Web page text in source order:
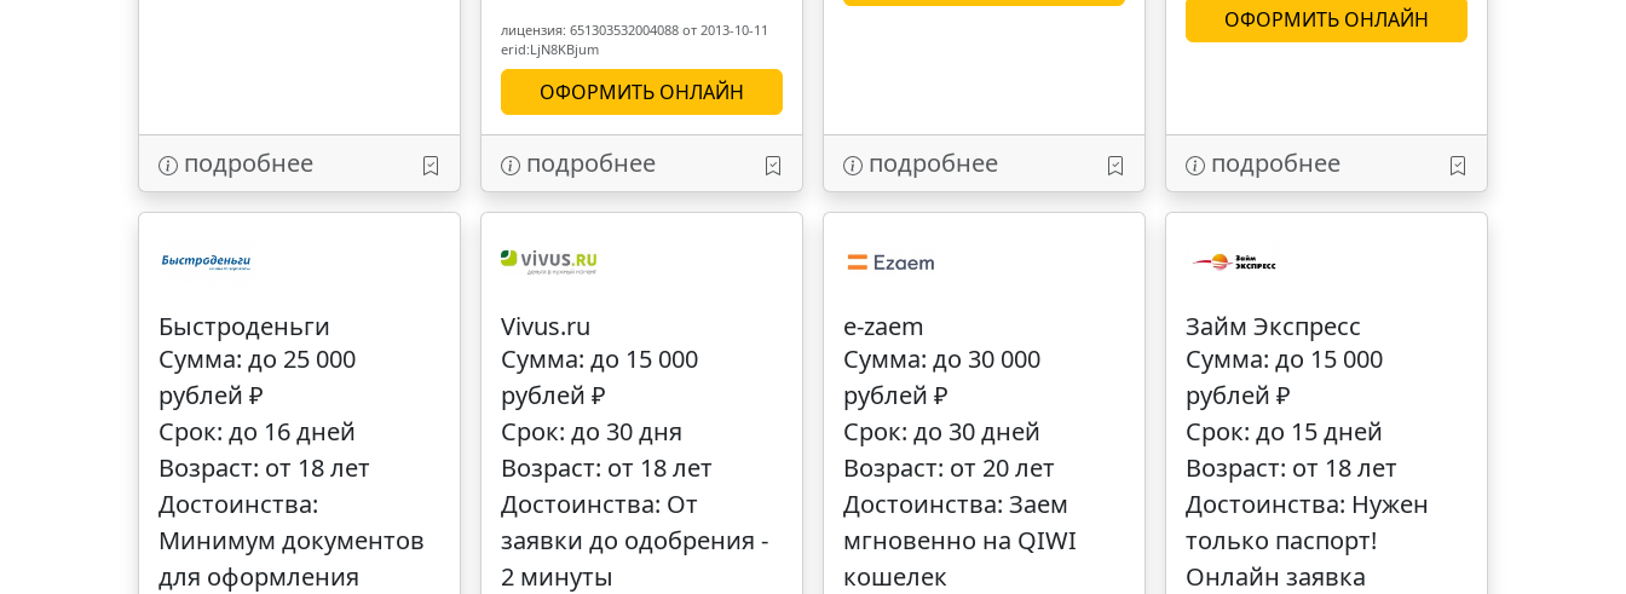
подробнее
лицензия: 651303532004088 от 2013-10-11
erid:LjN8KBjum
ОФОРМИТЬ ОНЛАЙН
подробнее подробнее
ОФОРМИТЬ ОНЛАЙН
подробнее
Быстроденьги
Сумма: до 25 000
рублей ₽
Срок: до 16 дней
Возраст: от 18 лет
Достоинства:
Минимум документов
для оформления
Vivus.ru
Сумма: до 15 000
рублей ₽
Срок: до 30 дня
Возраст: от 18 лет
Достоинства: От
заявки до одобрения -
2 минуты
e-zaem
Сумма: до 30 000
рублей ₽
Срок: до 30 дней
Возраст: от 20 лет
Достоинства: Заем
мгновенно на QIWI
кошелек
Займ Экспресс
Сумма: до 15 000
рублей ₽
Срок: до 15 дней
Возраст: от 18 лет
Достоинства: Нужен
только паспорт!
Онлайн заявка